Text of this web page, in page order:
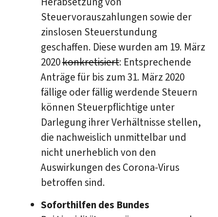
Steuervorauszahlungen sowie der
zinslosen Steuerstundung
geschaffen. Diese wurden am 19. März
2020konkretisiert: Entsprechende
Anträge für bis zum 31. März 2020
fällige oder fällig werdende Steuern
können Steuerpflichtige unter
Darlegung ihrer Verhältnisse stellen,
die nachweislich unmittelbar und
nicht unerheblich von den
Auswirkungen des Corona-Virus
betroffen sind.
Soforthilfen des Bundes